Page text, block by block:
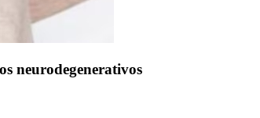
neurodegenerativos